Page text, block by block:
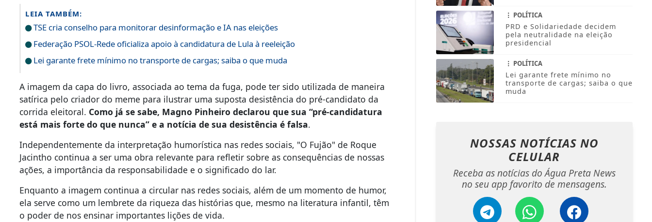
LEIA TAMBÉM:
TSE cria conselho para monitorar desinformação e IA nas eleições
Federação PSOL-Rede oficializa apoio à candidatura de Lula à reeleição
Lei garante frete mínimo no transporte de cargas; saiba o que muda
A imagem da capa do livro, associada ao tema da fuga, pode ter sido utilizada de maneira
satírica pelo criador do meme para ilustrar uma suposta desistência do pré-candidato da
corrida eleitoral. Como já se sabe, Magno Pinheiro declarou que sua “pré-candidatura
está mais forte do que nunca” e a notícia de sua desistência é falsa.
Independentemente da interpretação humorística nas redes sociais, "O Fujão" de Roque
Jacintho continua a ser uma obra relevante para refletir sobre as consequências de nossas
ações, a importância da responsabilidade e o significado do lar.
Enquanto a imagem continua a circular nas redes sociais, além de um momento de humor,
ela serve como um lembrete da riqueza das histórias que, mesmo na literatura infantil, têm
o poder de nos ensinar importantes lições de vida.
POLÍTICA
PRD e Solidariedade decidem
pela neutralidade na eleição
presidencial
POLÍTICA
Lei garante frete mínimo no
transporte de cargas; saiba o que
muda
NOSSAS NOTÍCIAS NO
CELULAR
Receba as notícias do Água Preta News
no seu app favorito de mensagens.